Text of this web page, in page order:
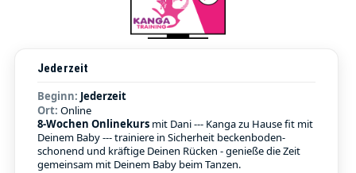
Jederzeit
Beginn: Jederzeit
Ort: Online
8-Wochen Onlinekurs mit Dani --- Kanga zu Hause fit mit
Deinem Baby --- trainiere in Sicherheit beckenboden-
schonend und kräftige Deinen Rücken - genieße die Zeit
gemeinsam mit Deinem Baby beim Tanzen.